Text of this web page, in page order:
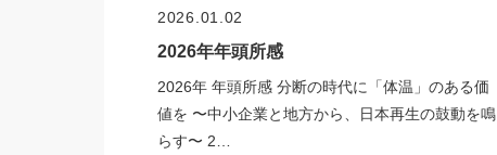
2026.01.02
2026年年頭所感
2026年 年頭所感 分断の時代に「体温」のある価
値を 〜中小企業と地方から、日本再生の鼓動を鳴
らす〜 2…